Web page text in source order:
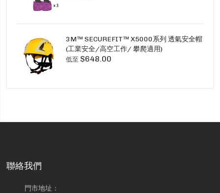
3M™ SECUREFIT™ X5000系列 透氣安全帽
(工業安全/高空工作/ 攀爬適用)
低至 $648.00
聯絡我們
門市地址：